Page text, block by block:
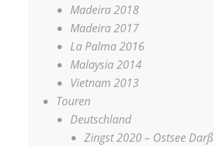
Madeira 2018
Madeira 2017
La Palma 2016
Malaysia 2014
Vietnam 2013
Touren
Deutschland
Zingst 2020 – Ostsee Darß